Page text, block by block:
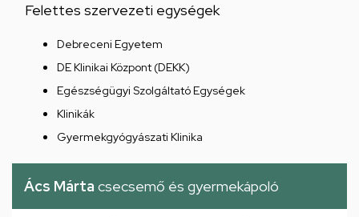
Felettes szervezeti egységek
Debreceni Egyetem
DE Klinikai Központ (DEKK)
Egészségügyi Szolgáltató Egységek
Klinikák
Gyermekgyógyászati Klinika
Ács Márta csecsemő és gyermekápoló